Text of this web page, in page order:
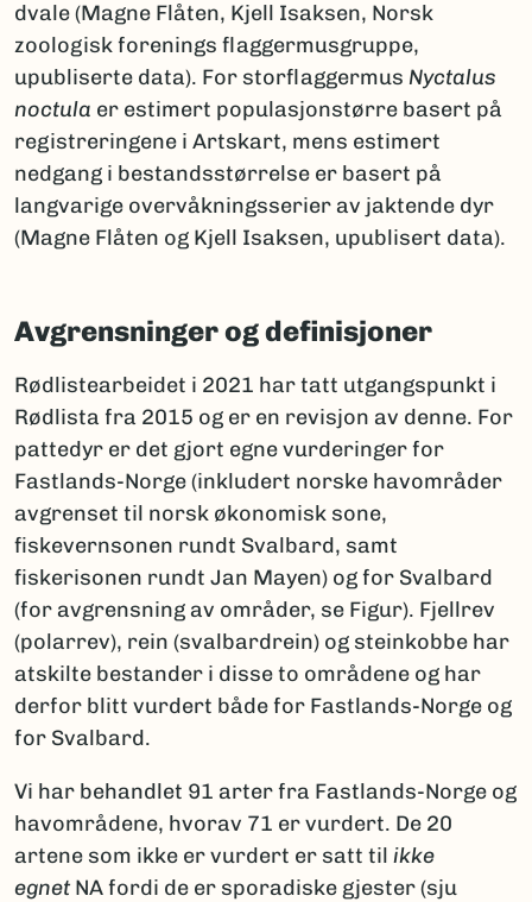
dvale (Magne Flåten, Kjell Isaksen, Norsk
zoologisk forenings flaggermusgruppe,
upubliserte data). For storflaggermus Nyctalus
noctula er estimert populasjonstørre basert på
registreringene i Artskart, mens estimert
nedgang i bestandsstørrelse er basert på
langvarige overvåkningsserier av jaktende dyr
(Magne Flåten og Kjell Isaksen, upublisert data).
Avgrensninger og definisjoner
Rødlistearbeidet i 2021 har tatt utgangspunkt i
Rødlista fra 2015 og er en revisjon av denne. For
pattedyr er det gjort egne vurderinger for
Fastlands-Norge (inkludert norske havområder
avgrenset til norsk økonomisk sone,
fiskevernsonen rundt Svalbard, samt
fiskerisonen rundt Jan Mayen) og for Svalbard
(for avgrensning av områder, se Figur). Fjellrev
(polarrev), rein (svalbardrein) og steinkobbe har
atskilte bestander i disse to områdene og har
derfor blitt vurdert både for Fastlands-Norge og
for Svalbard.
Vi har behandlet 91 arter fra Fastlands-Norge og
havområdene, hvorav 71 er vurdert. De 20
artene som ikke er vurdert er satt til ikke
egnet NA fordi de er sporadiske gjester (sju